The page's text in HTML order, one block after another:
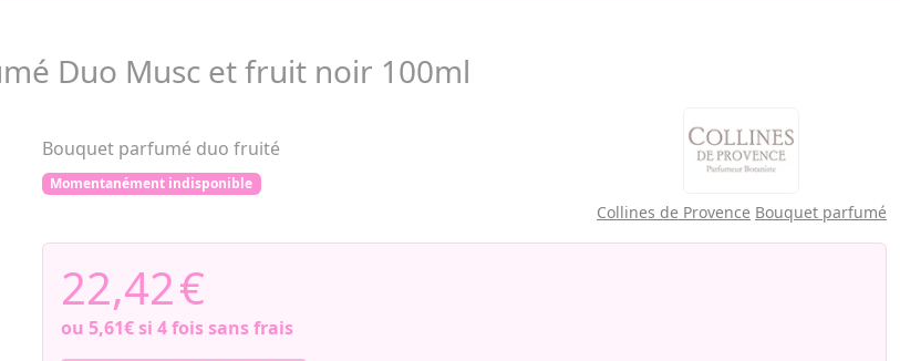
Duo Musc et fruit noir 100ml
Bouquet parfumé duo fruité
Momentanément indisponible
Collines de Provence Bouquet parfumé
22,42€
ou 5,61€si 4 fois sans frais